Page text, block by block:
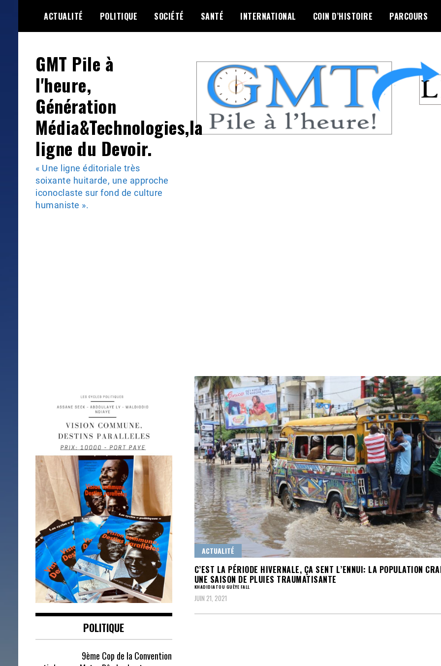
content
ACTUALITÉ POLITIQUE SOCIÉTÉ SANTÉ INTERNATIONAL COIN D’HISTOIRE PARCOURS
GMT Pile à
l'heure,
Génération
Média&Technologies,la
ligne du Devoir.
« Une ligne éditoriale très
soixante huitarde, une approche
iconoclaste sur fond de culture
humaniste ».
ACTUALITÉ
C’EST LA PÉRIODE HIVERNALE, ÇA SENT L’ENNUI: LA POPULATION
UNE SAISON DE PLUIES TRAUMATISANTE
KHADIDIATOU GUÈYE FALL
JUIN 21, 2021
POLITIQUE
9ème Cop de la Convention